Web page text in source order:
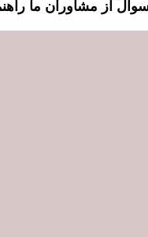
از مشاوران ما